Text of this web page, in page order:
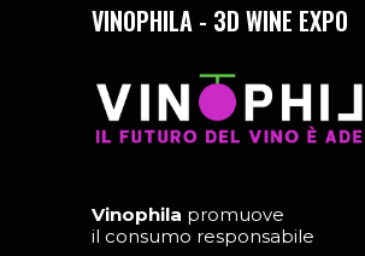
VINOPHILA - 3D WINE EXPO
Vinophila promuove
il consumo responsabile